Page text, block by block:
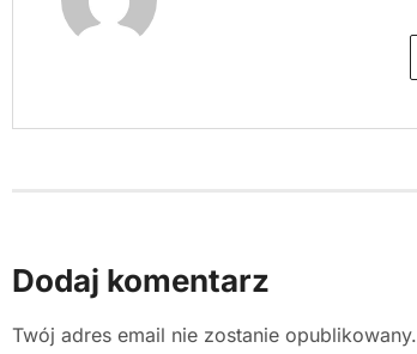
Dodaj komentarz
Twój adres email nie zostanie opublikowany.